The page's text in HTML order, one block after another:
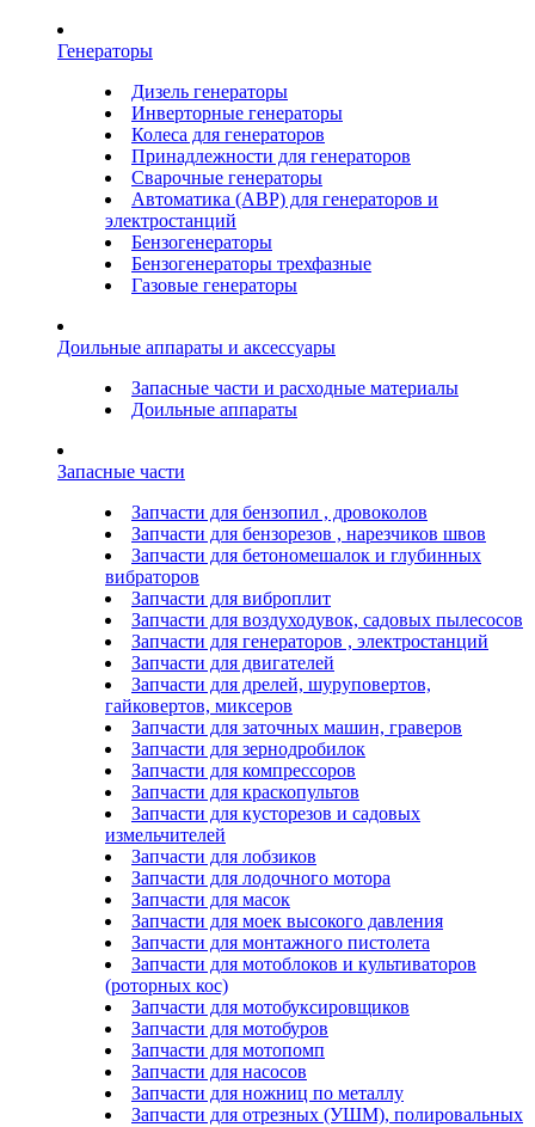
Генераторы
Дизель генераторы
Инверторные генераторы
Колеса для генераторов
Принадлежности для генераторов
Сварочные генераторы
Автоматика (АВР) для генераторов и
электростанций
Бензогенераторы
Бензогенераторы трехфазные
Газовые генераторы
Доильные аппараты и аксессуары
Запасные части и расходные материалы
Доильные аппараты
Запасные части
Запчасти для бензопил , дровоколов
Запчасти для бензорезов , нарезчиков швов
Запчасти для бетономешалок и глубинных
вибраторов
Запчасти для виброплит
Запчасти для воздуходувок, садовых пылесосов
Запчасти для генераторов , электростанций
Запчасти для двигателей
Запчасти для дрелей, шуруповертов,
гайковертов, миксеров
Запчасти для заточных машин, граверов
Запчасти для зернодробилок
Запчасти для компрессоров
Запчасти для краскопультов
Запчасти для кусторезов и садовых
измельчителей
Запчасти для лобзиков
Запчасти для лодочного мотора
Запчасти для масок
Запчасти для моек высокого давления
Запчасти для монтажного пистолета
Запчасти для мотоблоков и культиваторов
(роторных кос)
Запчасти для мотобуксировщиков
Запчасти для мотобуров
Запчасти для мотопомп
Запчасти для насосов
Запчасти для ножниц по металлу
Запчасти для отрезных (УШМ), полировальных